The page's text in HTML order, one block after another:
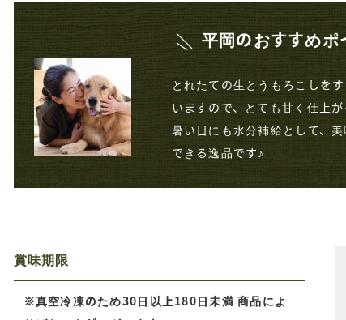
平岡のおすすめポ
とれたての生とうもろこしを
いますので、とても甘く仕上が
暑い日にも水分補給として、
できる逸品です♪
賞味期限
※真空冷凍のため30日以上180日未満 商品によ